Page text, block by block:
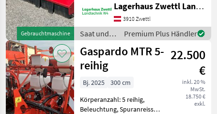
Gebrauchtmaschine
Gebrauchtmaschine;
Arbeitsbreite: 2.8; Bauart:
Angebaut; Hydraulischer
Seitenverschub: Ja; zusä
Lagerhaus Zwettl Landtechnik
3910 Zwettl
Saat und
Pflege /
Tehnos
Premium Plus Händler
Gaspardo MTR 5-
reihig
22.500
€
inkl. 20 %
MwSt.
18.750 €
exkl.
Bj. 2025
300 cm
Körperanzahl: 5 reihig,
Beleuchtung, Spuranreisser,